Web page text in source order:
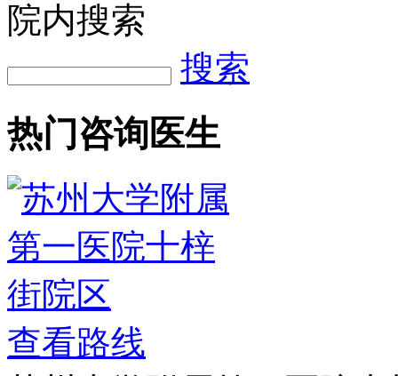
院内搜索
搜索
热门咨询医生
查看路线